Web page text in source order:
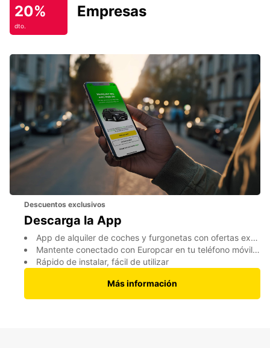
20%
dto.
Empresas
Descuentos exclusivos
Descarga la App
App de alquiler de coches y furgonetas con ofertas exclusivas
Mantente conectado con Europcar en tu teléfono móvil o tablet
Rápido de instalar, fácil de utilizar
Más información